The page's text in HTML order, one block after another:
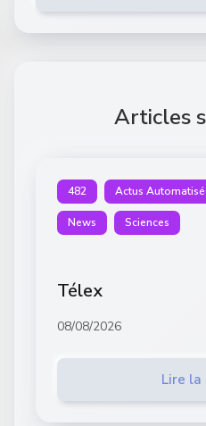
Articles
482 Actus
News Sciences
Télex
08/08/2026
Lire la